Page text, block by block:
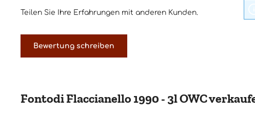
Teilen Sie Ihre Erfahrungen mit anderen Kunden.
Bewertung schreiben
Fontodi Flaccianello 1990 - 3l OWC